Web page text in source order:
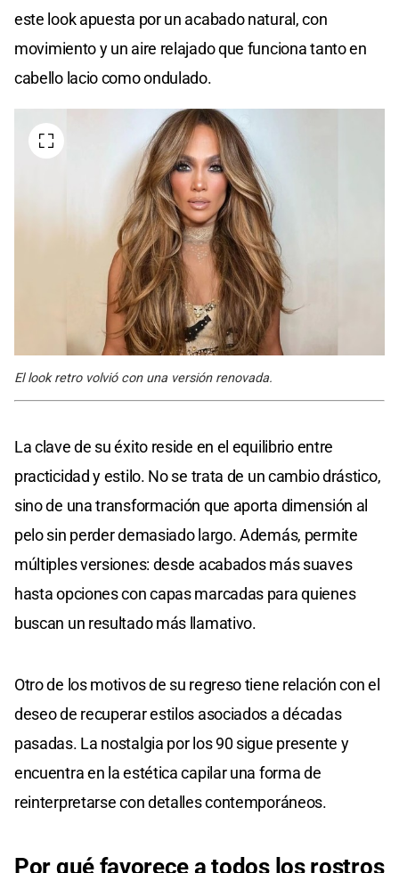
este look apuesta por un acabado natural, con
movimiento y un aire relajado que funciona tanto en
cabello lacio como ondulado.
El look retro volvió con una versión renovada.
La clave de su éxito reside en el equilibrio entre
practicidad y estilo. No se trata de un cambio drástico,
sino de una transformación que aporta dimensión al
pelo sin perder demasiado largo. Además, permite
múltiples versiones: desde acabados más suaves
hasta opciones con capas marcadas para quienes
buscan un resultado más llamativo.
Otro de los motivos de su regreso tiene relación con el
deseo de recuperar estilos asociados a décadas
pasadas. La nostalgia por los 90 sigue presente y
encuentra en la estética capilar una forma de
reinterpretarse con detalles contemporáneos.
Por qué favorece a todos los rostros